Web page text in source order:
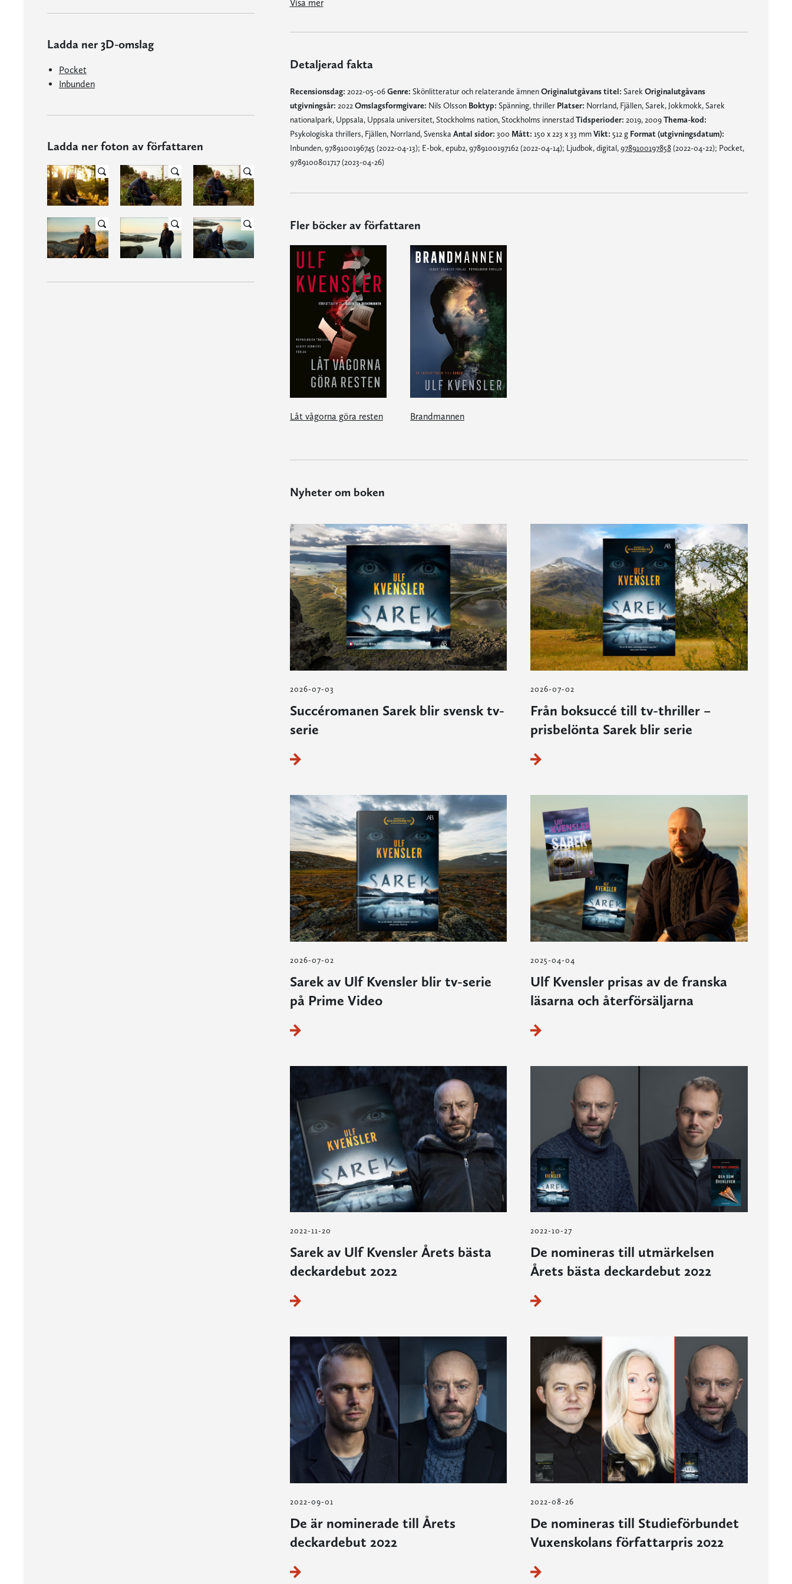
Ladda ner 3D-omslag
Pocket
Inbunden
Ladda ner foton av författaren
Visa mer
Detaljerad fakta
Recensionsdag: 2022-05-06Genre: Skönlitteratur och relaterande ämnenOriginalutgåvans titel: Sarek Originalutgåvans
utgivningsår: 2022 Omslagsformgivare: Nils Olsson Boktyp: Spänning, thriller Platser: Norrland, Fjällen, Sarek, Jokkmokk, Sarek
nationalpark, Uppsala, Uppsala universitet, Stockholms nation, Stockholms innerstadTidsperioder: 2019, 2009Thema-kod:
Psykologiska thrillers, Fjällen, Norrland, Svenska Antal sidor: 300 Mått: 150 x 223 x 33 mmVikt: 512 g Format (utgivningsdatum):
Inbunden, 9789100196745 (2022-04-13); E-bok, epub2, 9789100197162 (2022-04-14); Ljudbok, digital,9789100197858(2022-04-22); Pocket,
9789100801717 (2023-04-26)
Fler böcker av författaren
Låt vågorna göra resten Brandmannen
Nyheter om boken
2026-07-03
Succéromanen Sarek blir svensk tv-
serie
2026-07-02
Från boksuccé till tv-thriller –
prisbelönta Sarek blir serie
2026-07-02
Sarek av Ulf Kvensler blir tv-serie
på Prime Video
2025-04-04
Ulf Kvensler prisas av de franska
läsarna och återförsäljarna
2022-11-20
Sarek av Ulf Kvensler Årets bästa
deckardebut 2022
2022-10-27
De nomineras till utmärkelsen
Årets bästa deckardebut 2022
2022-09-01
De är nominerade till Årets
deckardebut 2022
2022-08-26
De nomineras till Studieförbundet
Vuxenskolans författarpris 2022